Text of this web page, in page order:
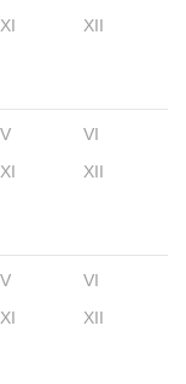
XI XII
V
VI
XI XII
V
VI
XI XII